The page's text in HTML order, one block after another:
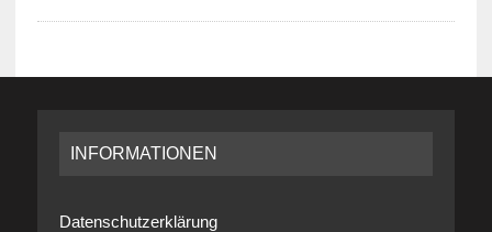
INFORMATIONEN
Datenschutzerklärung